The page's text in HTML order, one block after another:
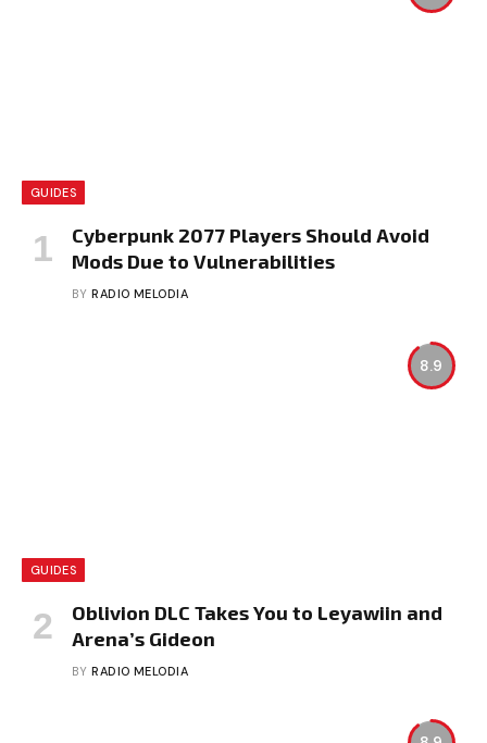
GUIDES
Cyberpunk 2077 Players Should Avoid
Mods Due to Vulnerabilities
BY RADIO MELODIA
8.9
GUIDES
Oblivion DLC Takes You to Leyawiin and
Arena’s Gideon
BY RADIO MELODIA